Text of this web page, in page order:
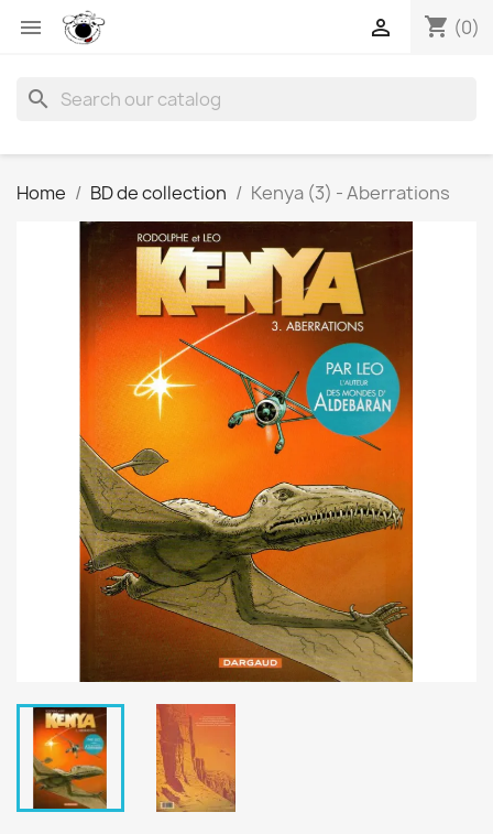
 shopping_cart (0)

search
Home BD de collection Kenya (3) - Aberrations